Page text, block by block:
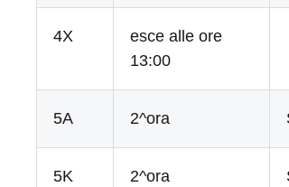
4X
esce alle ore
13:00
5A 2^ora
5K 2^ora